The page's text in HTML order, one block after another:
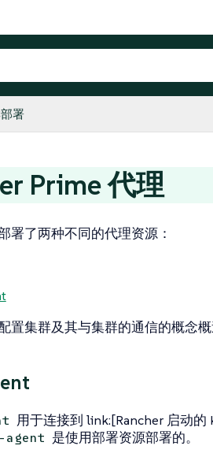
署
Prime 代理
署了两种不同的代理资源：
置集群及其与集群的通信的概念
用于连接到 link:[Rancher 启动
是使用部署资源部署的。